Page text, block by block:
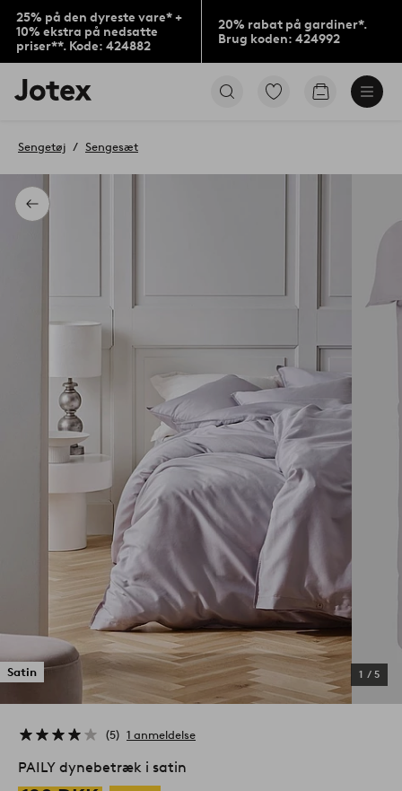
25% på den dyreste vare* +
10% ekstra på nedsatte
priser**. Kode: 424882
20% rabat på gardiner*.
Brug koden: 424992
Jotex
logo
til
Gå
Gå
Tilbage
Sengetøj Sengesæt
Satin 1 / 5
5 1 anmeldelse
PAILY dynebetræk i satin